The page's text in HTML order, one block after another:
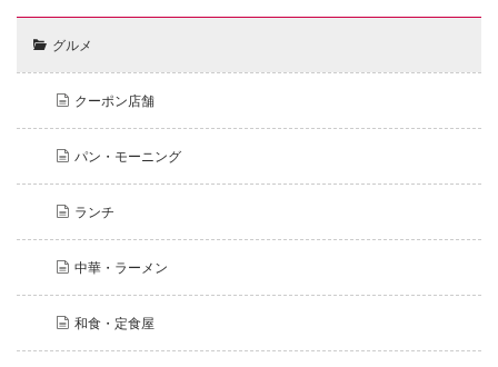
グルメ
クーポン店舗
パン・モーニング
ランチ
中華・ラーメン
和食・定食屋